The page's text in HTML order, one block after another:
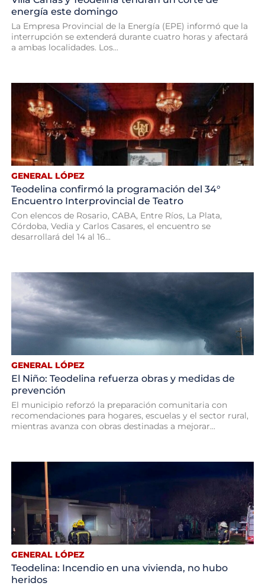
energía este domingo
La Empresa Provincial de la Energía (EPE) informó que la
interrupción se extenderá durante cuatro horas y afectará
a ambas localidades. Los...
GENERAL LÓPEZ
Teodelina confirmó la programación del 34°
Encuentro Interprovincial de Teatro
Con elencos de Rosario, CABA, Entre Ríos, La Plata,
Córdoba, Vedia y Carlos Casares, el encuentro se
desarrollará del 14 al 16...
GENERAL LÓPEZ
El Niño: Teodelina refuerza obras y medidas de
prevención
El municipio reforzó la preparación comunitaria con
recomendaciones para hogares, escuelas y el sector rural,
mientras avanza con obras destinadas a mejorar...
GENERAL LÓPEZ
Teodelina: Incendio en una vivienda, no hubo
heridos